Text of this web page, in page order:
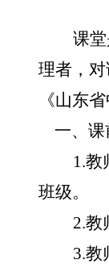
课
理者，
《山东
一、
1.教
班级。
2.教
3.教